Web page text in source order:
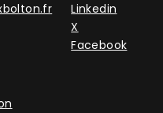
Linkedin
X
Facebook